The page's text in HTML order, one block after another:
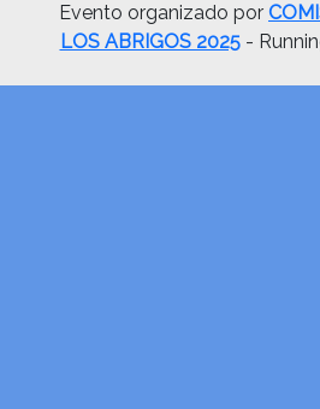
Evento organizado por
LOS ABRIGOS 2025-